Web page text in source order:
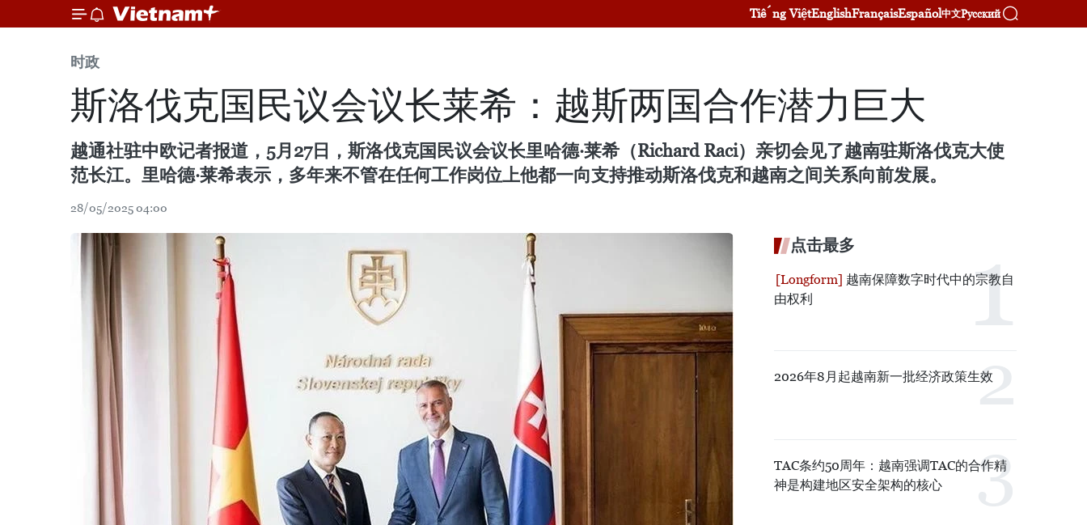
Tiếng ViệtEnglishFrançaisEspañol中文Русский
时政
斯洛伐克国民议会议长莱希：越斯两国合作潜力巨大
越通社驻中欧记者报道，5月27日，斯洛伐克国民议会议长里哈德·莱希（Richard Raci）亲切会见了越南驻斯洛伐克大使
范长江。里哈德·莱希表示，多年来不管在任何工作岗位上他都一向支持推动斯洛伐克和越南之间关系向前发展。
28/05/2025 04:00
点击最多
越南保障数字时代中的宗教自
由权利
2026年8月起越南新一批经济政策生效
TAC条约50周年：越南强调TAC的合作精
神是构建地区安全架构的核心